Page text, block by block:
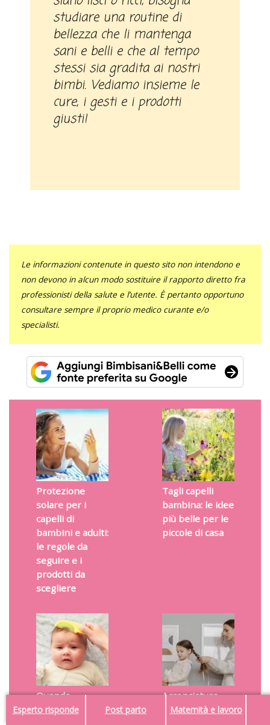
Esperto risponde Post parto Maternità e lavoro
studiare una routine di
bellezza che li mantenga
sani e belli e che al tempo
stessi sia gradita ai nostri
bimbi. Vediamo insieme le
cure, i gesti e i prodotti
giusti!
Le informazioni contenute in questo sito non intendono e
non devono in alcun modo sostituire il rapporto diretto fra
professionisti della salute e l’utente. È pertanto opportuno
consultare sempre il proprio medico curante e/o
specialisti.
Protezione
solare per i
capelli di
bambini e adulti:
le regole da
seguire e i
prodotti da
scegliere
Tagli capelli
bambina: le idee
più belle per le
piccole di casa
Quando
preoccuparsi
Acconciature
capelli facili per